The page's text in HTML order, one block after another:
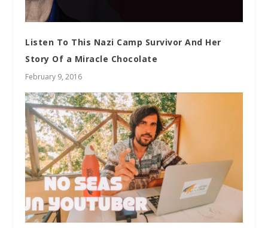
Listen To This Nazi Camp Survivor And Her
Story Of a Miracle Chocolate
February 9, 2016